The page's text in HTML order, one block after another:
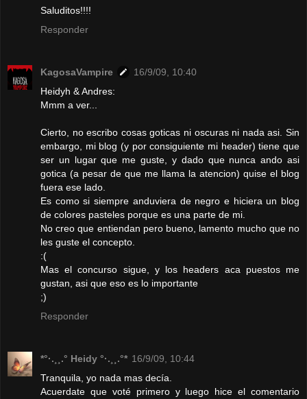
Saluditos!!!!
Responder
KagosaVampire
16/9/09, 10:40
Heidyh & Andres:
Mmm a ver...
Cierto, no escribo cosas goticas ni oscuras ni nada asi. Sin
embargo, mi blog (y por consiguiente mi header) tiene que
ser un lugar que me guste, y dado que nunca ando asi
gotica (a pesar de que me llama la atencion) quise el blog
fuera ese lado.
Es como si siempre anduviera de negro e hiciera un blog
de colores pasteles porque es una parte de mi.
No creo que entiendan pero bueno, lamento mucho que no
les guste el concepto.
:(
Mas el concurso sigue, y los headers aca puestos me
gustan, asi que eso es lo importante
;)
Responder
*°·.¸¸.° Heidy °·.¸¸.°* 16/9/09, 10:44
Tranquila, yo nada mas decía.
Acuerdate que voté primero y luego hice el comentario